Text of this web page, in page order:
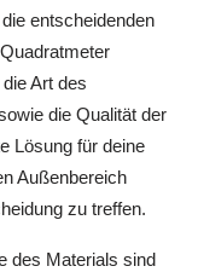
entscheidenden
Art des
die Qualität der
Lösung für deine
Außenbereich
zu treffen.
des Materials sind